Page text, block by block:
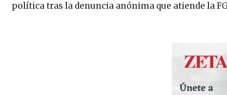
política tras la denuncia anónima que atiende la